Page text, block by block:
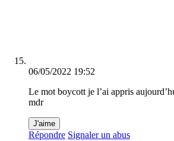
06/05/2022 19:52
Le mot boycott je l’ai appris
mdr
J'aime
Répondre Signaler un abus